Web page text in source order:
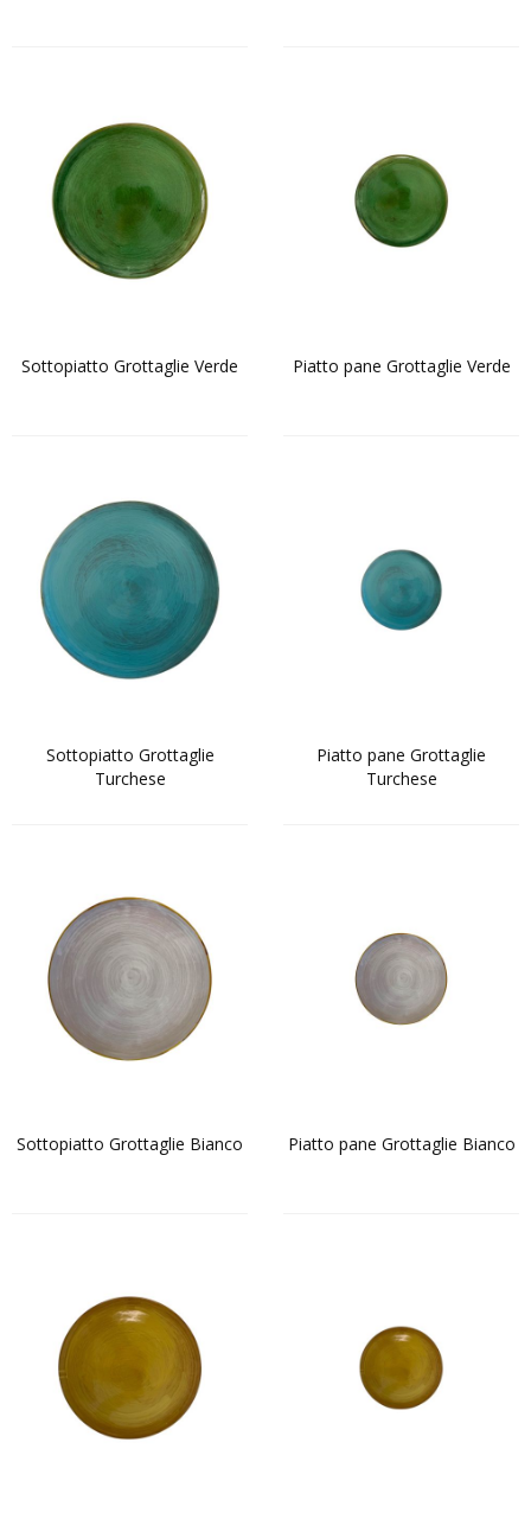
Sottopiatto Grottaglie Verde Piatto pane Grottaglie Verde
Sottopiatto Grottaglie
Turchese
Piatto pane Grottaglie
Turchese
Sottopiatto Grottaglie Bianco Piatto pane Grottaglie Bianco